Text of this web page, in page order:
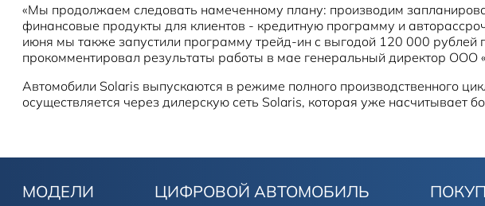
«Мы продолжаем следовать намеченному плану: производим
финансовые продукты для клиентов - кредитную программу и
июня мы также запустили программу трейд-ин с выгодой 120 000
прокомментировал результаты работы в мае генеральный директор
Автомобили Solaris выпускаются в режиме полного производственного
осуществляется через дилерскую сеть Solaris, которая уже
МОДЕЛИ ЦИФРОВОЙ АВТОМОБИЛЬ